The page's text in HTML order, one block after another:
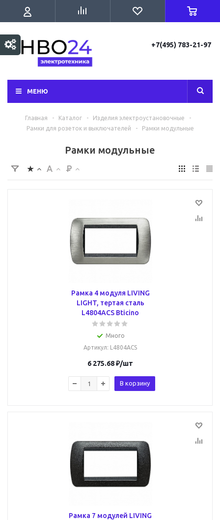
+7(495) 783-21-97
МЕНЮ
Главная - Каталог - Изделия электроустановочные
-
Рамки для розеток и выключателей
- Рамки модульные
Рамки модульные
Рамка 4 модуля LIVING
LIGHT, тертая сталь
L4804ACS Bticino
Много
Артикул: L4804ACS
6 275.68₽/шт
В корзину
Рамка 7 модулей LIVING